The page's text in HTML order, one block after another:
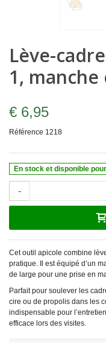
Lève-
1, manche
€ 6,95
Référence 1218
En stock et disponible
-
Cet outil apicole combine
pratique. Il est équipé d’un
de large pour une prise en
Parfait pour soulever les
cire ou de propolis dans les
indispensable pour
efficace lors des visites.